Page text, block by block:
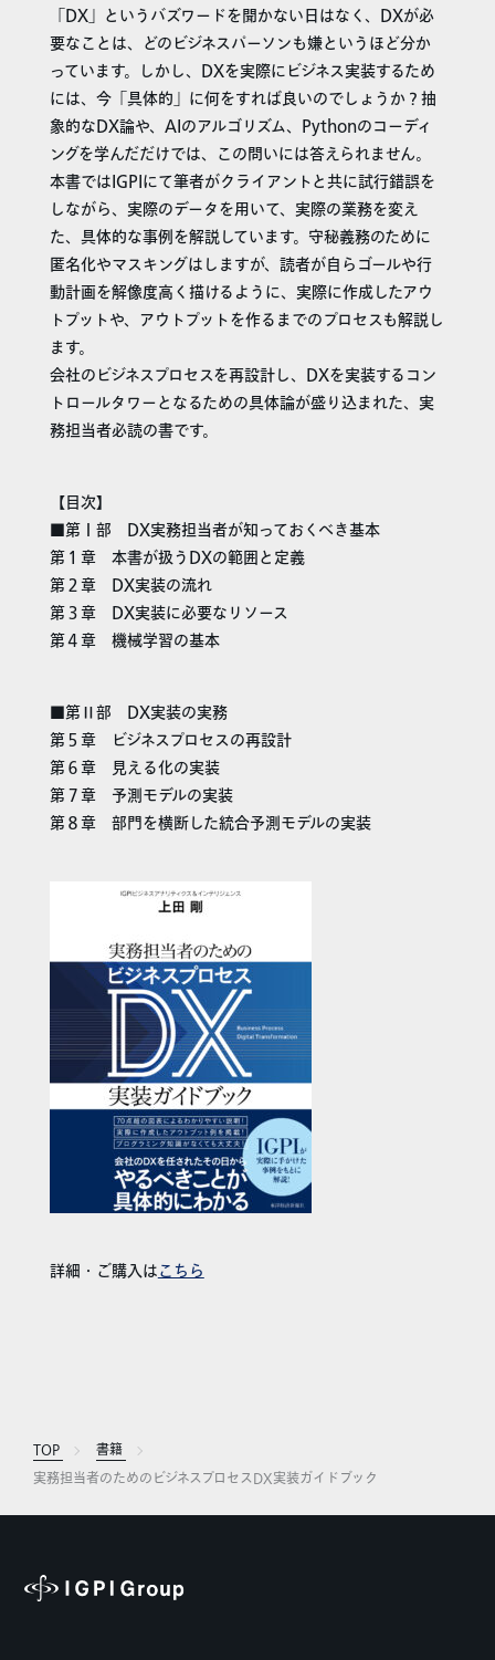
「DX」というバズワードを聞かない日はなく、DXが必
要なことは、どのビジネスパーソンも嫌というほど分か
っています。しかし、DXを実際にビジネス実装するため
には、今「具体的」に何をすれば良いのでしょうか？抽
象的なDX論や、AIのアルゴリズム、Pythonのコーディ
ングを学んだだけでは、この問いには答えられません。
本書ではIGPIにて筆者がクライアントと共に試行錯誤を
しながら、実際のデータを用いて、実際の業務を変え
た、具体的な事例を解説しています。守秘義務のために
匿名化やマスキングはしますが、読者が自らゴールや行
動計画を解像度高く描けるように、実際に作成したアウ
トプットや、アウトプットを作るまでのプロセスも解説し
ます。
会社のビジネスプロセスを再設計し、DXを実装するコン
トロールタワーとなるための具体論が盛り込まれた、実
務担当者必読の書です。
【目次】
■第Ｉ部 DX実務担当者が知っておくべき基本
第１章 本書が扱うDXの範囲と定義
第２章 DX実装の流れ
第３章 DX実装に必要なリソース
第４章 機械学習の基本
■第Ⅱ部 DX実装の実務
第５章 ビジネスプロセスの再設計
第６章 見える化の実装
第７章 予測モデルの実装
第８章 部門を横断した統合予測モデルの実装
詳細・ご購入はこちら
TOP
書籍
実務担当者のためのビジネスプロセスDX実装ガイドブック